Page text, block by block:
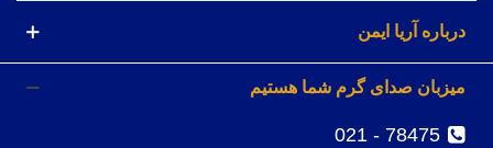
درباره آریا ایمن
میزبان صدای گرم شما هستیم
78475 - 021